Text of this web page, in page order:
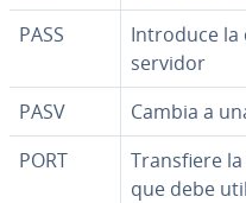
PASS
Introduce la
servidor
PASV
Cambia a
PORT
Tra­n­s­fie­re
que debe